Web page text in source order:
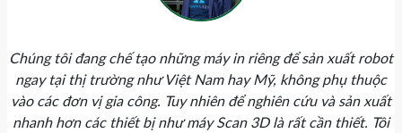
Chúng tôi đang chế tạo những máy in riêng để sản xuất robot
ngay tại thị trường như Việt Nam hay Mỹ, không phụ thuộc
vào các đơn vị gia công. Tuy nhiên để nghiên cứu và sản xuất
nhanh hơn các thiết bị như máy Scan 3D là rất cần thiết. Tôi